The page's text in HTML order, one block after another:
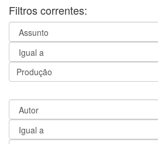
Filtros correntes: